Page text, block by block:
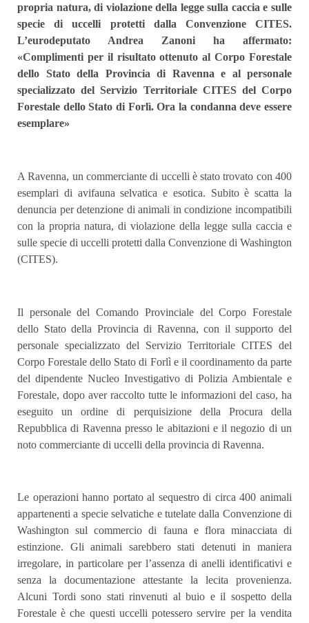
propria natura, di violazione della legge sulla caccia e sulle
specie di uccelli protetti dalla Convenzione CITES.
L’eurodeputato Andrea Zanoni ha affermato:
«Complimenti per il risultato ottenuto al Corpo Forestale
dello Stato della Provincia di Ravenna e al personale
specializzato del Servizio Territoriale CITES del Corpo
Forestale dello Stato di Forlì. Ora la condanna deve essere
esemplare»
A Ravenna, un commerciante di uccelli è stato trovato con 400
esemplari di avifauna selvatica e esotica. Subito è scatta la
denuncia per detenzione di animali in condizione incompatibili
con la propria natura, di violazione della legge sulla caccia e
sulle specie di uccelli protetti dalla Convenzione di Washington
(CITES).
Il personale del Comando Provinciale del Corpo Forestale
dello Stato della Provincia di Ravenna, con il supporto del
personale specializzato del Servizio Territoriale CITES del
Corpo Forestale dello Stato di Forlì e il coordinamento da parte
del dipendente Nucleo Investigativo di Polizia Ambientale e
Forestale, dopo aver raccolto tutte le informazioni del caso, ha
eseguito un ordine di perquisizione della Procura della
Repubblica di Ravenna presso le abitazioni e il negozio di un
noto commerciante di uccelli della provincia di Ravenna.
Le operazioni hanno portato al sequestro di circa 400 animali
appartenenti a specie selvatiche e tutelate dalla Convenzione di
Washington sul commercio di fauna e flora minacciata di
estinzione. Gli animali sarebbero stati detenuti in maniera
irregolare, in particolare per l’assenza di anelli identificativi e
senza la documentazione attestante la lecita provenienza.
Alcuni Tordi sono stati rinvenuti al buio e il sospetto della
Forestale è che questi uccelli potessero servire per la vendita